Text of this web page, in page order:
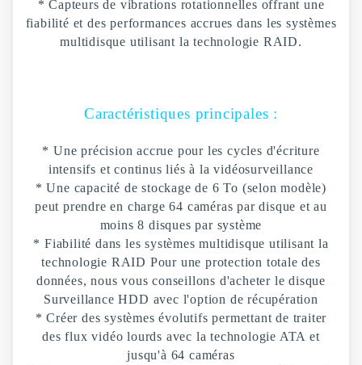
* Capteurs de vibrations rotationnelles offrant une
fiabilité et des performances accrues dans les systèmes
multidisque utilisant la technologie RAID.
Caractéristiques principales :
* Une précision accrue pour les cycles d'écriture
intensifs et continus liés à la vidéosurveillance
* Une capacité de stockage de 6 To (selon modèle)
peut prendre en charge 64 caméras par disque et au
moins 8 disques par système
* Fiabilité dans les systèmes multidisque utilisant la
technologie RAID Pour une protection totale des
données, nous vous conseillons d'acheter le disque
Surveillance HDD avec l'option de récupération
* Créer des systèmes évolutifs permettant de traiter
des flux vidéo lourds avec la technologie ATA et
jusqu'à 64 caméras